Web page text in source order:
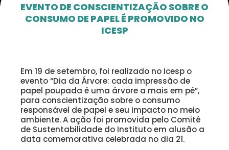
EVENTO DE CONSCIENTIZAÇÃO SOBRE O
CONSUMO DE PAPEL É PROMOVIDO NO
ICESP
Em 19 de setembro, foi realizado no Icesp o
evento “Dia da Árvore: cada impressão de
papel poupada é uma árvore a mais em pé”,
para conscientização sobre o consumo
responsável de papel e seu impacto no meio
ambiente. A ação foi promovida pelo Comitê
de Sustentabilidade do Instituto em alusão a
data comemorativa celebrada no dia 21.